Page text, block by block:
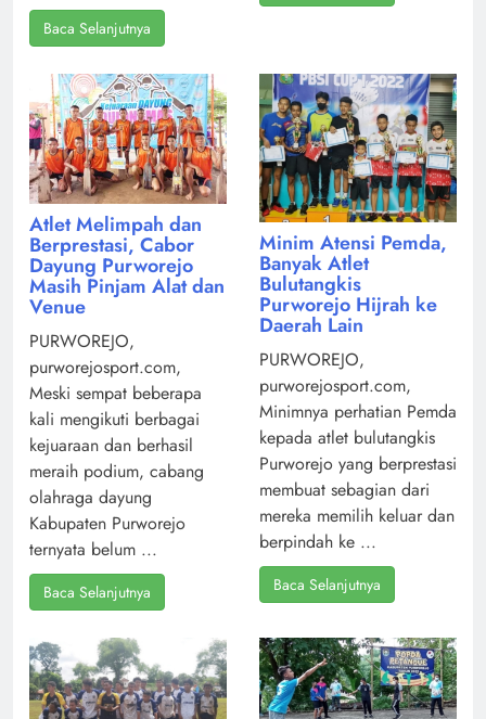
Baca Selanjutnya
Atlet Melimpah dan
Berprestasi, Cabor
Dayung Purworejo
Masih Pinjam Alat dan
Venue
PURWOREJO,
purworejosport.com,
Meski sempat beberapa
kali mengikuti berbagai
kejuaraan dan berhasil
meraih podium, cabang
olahraga dayung
Kabupaten Purworejo
ternyata belum ...
Baca Selanjutnya
Minim Atensi Pemda,
Banyak Atlet
Bulutangkis
Purworejo Hijrah ke
Daerah Lain
PURWOREJO,
purworejosport.com,
Minimnya perhatian Pemda
kepada atlet bulutangkis
Purworejo yang berprestasi
membuat sebagian dari
mereka memilih keluar dan
berpindah ke ...
Baca Selanjutnya